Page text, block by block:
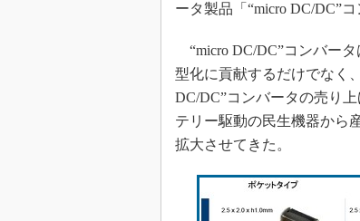
ータ製品「“micro DC/DC”
“micro DC/DC”コンバー
型化に貢献するだけでなく
DC/DC”コンバータの売り
テリー駆動の民生機器から
拡大させてきた。